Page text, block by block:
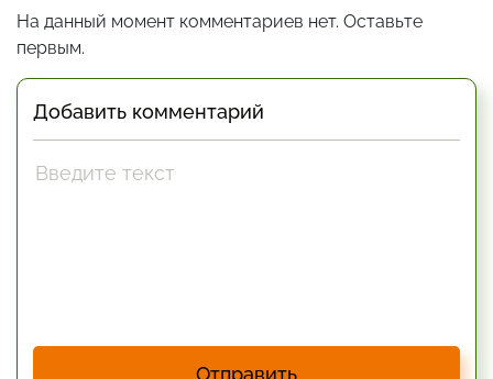
На данный момент комментариев нет. Оставьте
первым.
Добавить комментарий
Отправить